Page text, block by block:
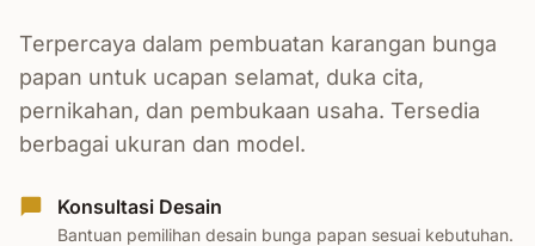
Terpercaya dalam pembuatan karangan bunga
papan untuk ucapan selamat, duka cita,
pernikahan, dan pembukaan usaha. Tersedia
berbagai ukuran dan model.
Konsultasi Desain
Bantuan pemilihan desain bunga papan sesuai kebutuhan.